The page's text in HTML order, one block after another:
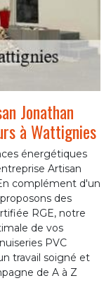
Jonathan
à Wattignies
énergétiques
Artisan
complément d'un
des
RGE, notre
de vos
PVC
travail soigné et
de A à Z